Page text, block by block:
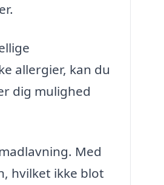
allergier, kan du
dig mulighed
Med
hvilket ikke blot